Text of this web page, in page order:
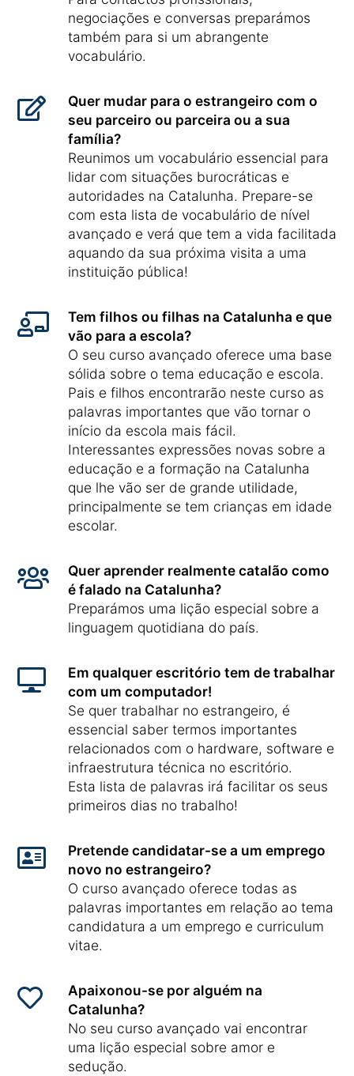
negociações e conversas preparámos
também para si um abrangente
vocabulário.
Quer mudar para o estrangeiro com o
seu parceiro ou parceira ou a sua
família?
Reunimos um vocabulário essencial para
lidar com situações burocráticas e
autoridades na Catalunha. Prepare-se
com esta lista de vocabulário de nível
avançado e verá que tem a vida facilitada
aquando da sua próxima visita a uma
instituição pública!
Tem filhos ou filhas na Catalunha e que
vão para a escola?
O seu curso avançado oferece uma base
sólida sobre o tema educação e escola.
Pais e filhos encontrarão neste curso as
palavras importantes que vão tornar o
início da escola mais fácil.
Interessantes expressões novas sobre a
educação e a formação na Catalunha
que lhe vão ser de grande utilidade,
principalmente se tem crianças em idade
escolar.
Quer aprender realmente catalão como
é falado na Catalunha?
Preparámos uma lição especial sobre a
linguagem quotidiana do país.
Em qualquer escritório tem de trabalhar
com um computador!
Se quer trabalhar no estrangeiro, é
essencial saber termos importantes
relacionados com o hardware, software e
infraestrutura técnica no escritório.
Esta lista de palavras irá facilitar os seus
primeiros dias no trabalho!
Pretende candidatar-se a um emprego
novo no estrangeiro?
O curso avançado oferece todas as
palavras importantes em relação ao tema
candidatura a um emprego e curriculum
vitae.
Apaixonou-se por alguém na
Catalunha?
No seu curso avançado vai encontrar
uma lição especial sobre amor e
sedução.